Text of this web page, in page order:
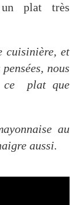
un plat très
cuisinière, et
nous
ce plat que
au
aussi.